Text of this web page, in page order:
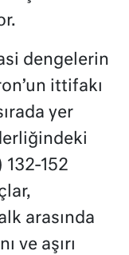
dengelerin
ittifakı
yer
132-152
arasında
ve aşırı